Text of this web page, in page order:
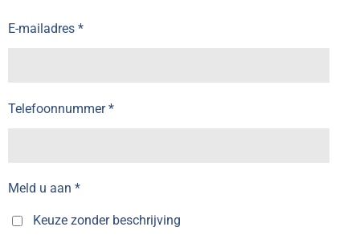
E-mailadres *
Telefoonnummer *
Meld u aan *
Keuze zonder beschrijving